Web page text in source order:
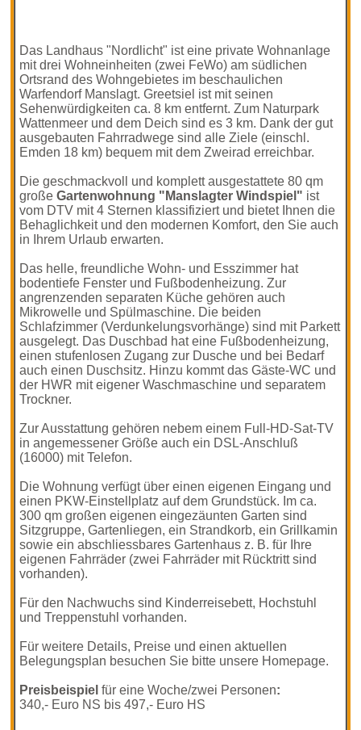
Das Landhaus "Nordlicht" ist eine private Wohnanlage
mit drei Wohneinheiten (zwei FeWo) am südlichen
Ortsrand des Wohngebietes im beschaulichen
Warfendorf Manslagt. Greetsiel ist mit seinen
Sehenwürdigkeiten ca. 8 km entfernt. Zum Naturpark
Wattenmeer und dem Deich sind es 3 km. Dank der gut
ausgebauten Fahrradwege sind alle Ziele (einschl.
Emden 18 km) bequem mit dem Zweirad erreichbar.
Die geschmackvoll und komplett ausgestattete 80 qm
großeGartenwohnung "Manslagter Windspiel" ist
vom DTV mit 4 Sternen klassifiziert und bietet Ihnen die
Behaglichkeit und den modernen Komfort, den Sie auch
in Ihrem Urlaub erwarten.
Das helle, freundliche Wohn- und Esszimmer hat
bodentiefe Fenster und Fußbodenheizung. Zur
angrenzenden separaten Küche gehören auch
Mikrowelle und Spülmaschine. Die beiden
Schlafzimmer (Verdunkelungsvorhänge) sind mit Parkett
ausgelegt. Das Duschbad hat eine Fußbodenheizung,
einen stufenlosen Zugang zur Dusche und bei Bedarf
auch einen Duschsitz. Hinzu kommt das Gäste-WC und
der HWR mit eigener Waschmaschine und separatem
Trockner.
Zur Ausstattung gehören nebem einem Full-HD-Sat-TV
in angemessener Größe auch ein DSL-Anschluß
(16000) mit Telefon.
Die Wohnung verfügt über einen eigenen Eingang und
einen PKW-Einstellplatz auf dem Grundstück. Im ca.
300 qm großen eigenen eingezäunten Garten sind
Sitzgruppe, Gartenliegen, ein Strandkorb, ein Grillkamin
sowie ein abschliessbares Gartenhaus z. B. für Ihre
eigenen Fahrräder (zwei Fahrräder mit Rücktritt sind
vorhanden).
Für den Nachwuchs sind Kinderreisebett, Hochstuhl
und Treppenstuhl vorhanden.
Für weitere Details, Preise und einen aktuellen
Belegungsplan besuchen Sie bitte unsere Homepage.
Preisbeispiel für eine Woche/zwei Personen:
340,- Euro NS bis 497,- Euro HS